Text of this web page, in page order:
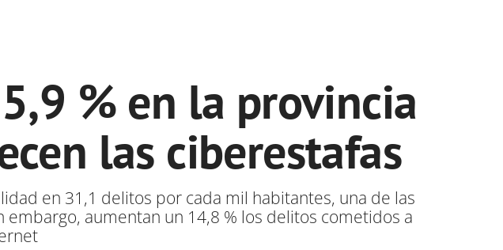
% en la provincia
las ciberestafas
en 31,1 delitos por cada mil habitantes, una de las
aumentan un 14,8 % los delitos cometidos a